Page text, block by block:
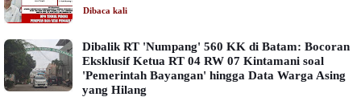
Dibaca kali
Dibalik RT 'Numpang' 560 KK di Batam: Bocoran
Eksklusif Ketua RT 04 RW 07 Kintamani soal
'Pemerintah Bayangan' hingga Data Warga Asing
yang Hilang